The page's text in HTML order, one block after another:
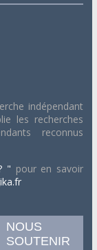
indépendant
les recherches
reconnus
" pour en savoir
NOUS
SOUTENIR